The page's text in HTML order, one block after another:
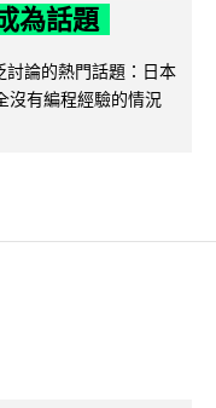
為話題
討論的熱門話題：日本
沒有編程經驗的情況